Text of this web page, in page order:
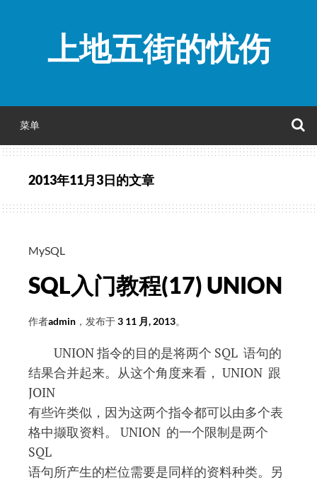
上地五街的忧伤
菜单
2013年11月3日的文章
MySQL
SQL入门教程(17) UNION
作者admin ，发布于3 11 月, 2013。
UNION 指令的目的是将两个 SQL 语句的
结果合并起来。从这个角度来看， UNION 跟
JOIN
有些许类似，因为这两个指令都可以由多个表
格中撷取资料。 UNION 的一个限制是两个
SQL
语句所产生的栏位需要是同样的资料种类。另